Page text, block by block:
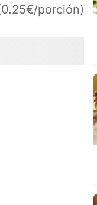
porción)